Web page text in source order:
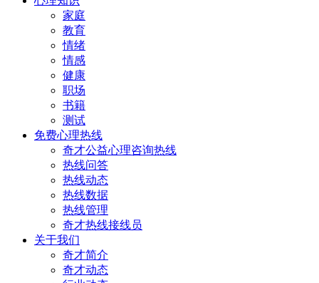
家庭
教育
情绪
情感
健康
职场
书籍
测试
免费心理热线
奇才公益心理咨询热线
热线问答
热线动态
热线数据
热线管理
奇才热线接线员
关于我们
奇才简介
奇才动态